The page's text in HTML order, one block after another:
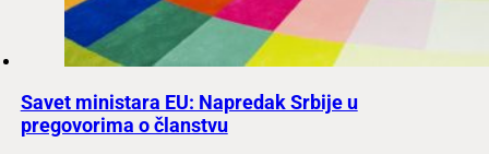
Savet ministara EU: Napredak Srbije u
pregovorima o članstvu